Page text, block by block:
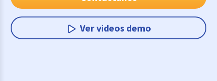
Ver videos demo